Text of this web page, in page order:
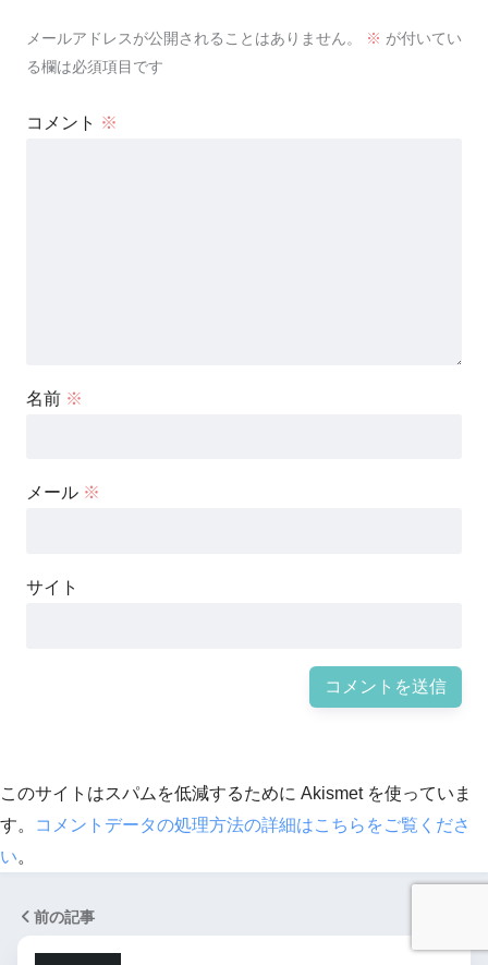
メールアドレスが公開されることはありません。 ※ が付いてい
る欄は必須項目です
コメント ※
名前 ※
メール ※
サイト
このサイトはスパムを低減するために Akismet を使っていま
す。
コメントデータの処理方法の詳細はこちらをご覧くださ
い。
前の記事